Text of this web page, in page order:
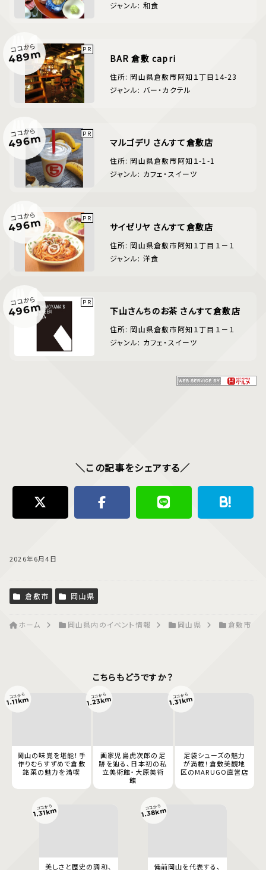
ジャンル: 和食
ココから
489m BAR 倉敷 capri
住所: 岡山県倉敷市阿知１丁目14-23
ジャンル: バー・カクテル
ココから
496m マルゴデリ さんすて倉敷店
住所: 岡山県倉敷市阿知１-1-1
ジャンル: カフェ・スイーツ
ココから
496m サイゼリヤ さんすて倉敷店
住所: 岡山県倉敷市阿知１丁目１－１
ジャンル: 洋食
ココから
496m 下山さんちのお茶 さんすて倉敷店
住所: 岡山県倉敷市阿知１丁目１－１
ジャンル: カフェ・スイーツ
＼この記事をシェアする／
2026年6月4日
倉敷市 岡山県
ホーム 岡山県内のイベント情報 岡山県 倉敷市
こちらもどうですか？
岡山の味覚を堪能！手
作りむらすずめで倉敷
銘菓の魅力を満喫
ココから
1.11km
画家児島虎次郎の足
跡を辿る、日本初の私
立美術館・大原美術
館
ココから
1.23km
足袋シューズの魅力
が満載！倉敷美観地
区のMARUGO直営店
ココから
1.31km
美しさと歴史の調和、
ココから
1.31km
備前岡山を代表する、
ココから
1.38km